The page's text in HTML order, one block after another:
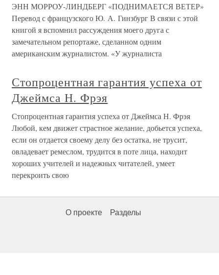
ЭНН МОРРОУ-ЛИНДБЕРГ «ПОДНИМАЕТСЯ ВЕТЕР»
Перевод с французского Ю. А. Гинзбург В связи с этой
книгой я вспомнил рассуждения моего друга с
замечательном репортаже, сделанном одним
американским журналистом. «У журналиста
Стопроцентная гарантия успеха от
Джеймса Н. Фрэя
Стопроцентная гарантия успеха от Джеймса Н. Фрэя
Любой, кем движет страстное желание, добьется успеха,
если он отдается своему делу без остатка, не трусит,
овладевает ремеслом, трудится в поте лица, находит
хороших учителей и надежных читателей, умеет
перекроить свою
О проекте Разделы